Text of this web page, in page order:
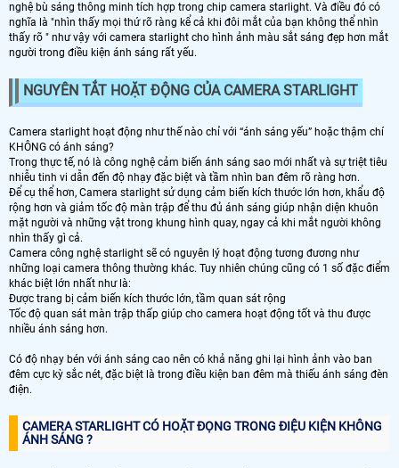
nghệ bù sáng thông minh tích hợp trong chip camera starlight. Và điều đó có
nghĩa là "nhìn thấy mọi thứ rõ ràng kể cả khi đôi mắt của bạn không thể nhìn
thấy rõ " như vậy với camera starlight cho hình ảnh màu sắt sáng đẹp hơn mắt
người trong điều kiện ánh sáng rất yếu.
NGUYÊN TẮT HOẶT ĐỘNG CỦA CAMERA STARLIGHT
Camera starlight hoạt động như thế nào chỉ với “ánh sáng yếu” hoặc thậm chí
KHÔNG có ánh sáng?
Trong thực tế, nó là công nghệ cảm biến ánh sáng sao mới nhất và sự triệt tiêu
nhiễu tinh vi dẫn đến độ nhạy đặc biệt và tầm nhìn ban đêm rõ ràng hơn.
Để cụ thể hơn, Camera starlight sử dụng cảm biến kích thước lớn hơn, khẩu độ
rộng hơn và giảm tốc độ màn trập để thu đủ ánh sáng giúp nhận diện khuôn
mặt người và những vật trong khung hình quay, ngay cả khi mắt người không
nhìn thấy gì cả.
Camera công nghệ starlight sẽ có nguyên lý hoạt động tương đương như
những loại camera thông thường khác. Tuy nhiên chúng cũng có 1 số đặc điểm
khác biệt lớn nhất như là:
Được trang bị cảm biến kích thước lớn, tầm quan sát rộng
Tốc độ quan sát màn trập thấp giúp cho camera hoạt động tốt và thu được
nhiều ánh sáng hơn.
Có độ nhạy bén với ánh sáng cao nên có khả năng ghi lại hình ảnh vào ban
đêm cực kỳ sắc nét, đặc biệt là trong điều kiện ban đêm mà thiếu ánh sáng đèn
điện.
CAMERA STARLIGHT CÓ HOẶT ĐỌNG TRONG ĐIỆU KIỆN KHÔNG
ÁNH SÁNG ?